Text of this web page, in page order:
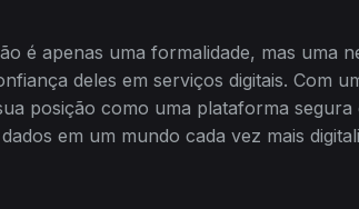
é apenas uma formalidade, mas uma
deles em serviços digitais. Com
posição como uma plataforma
em um mundo cada vez mais